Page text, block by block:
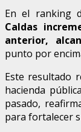
En el ranking
Caldas
anterior,
punto por
Este resultado
hacienda
pasado,
para fortalecer